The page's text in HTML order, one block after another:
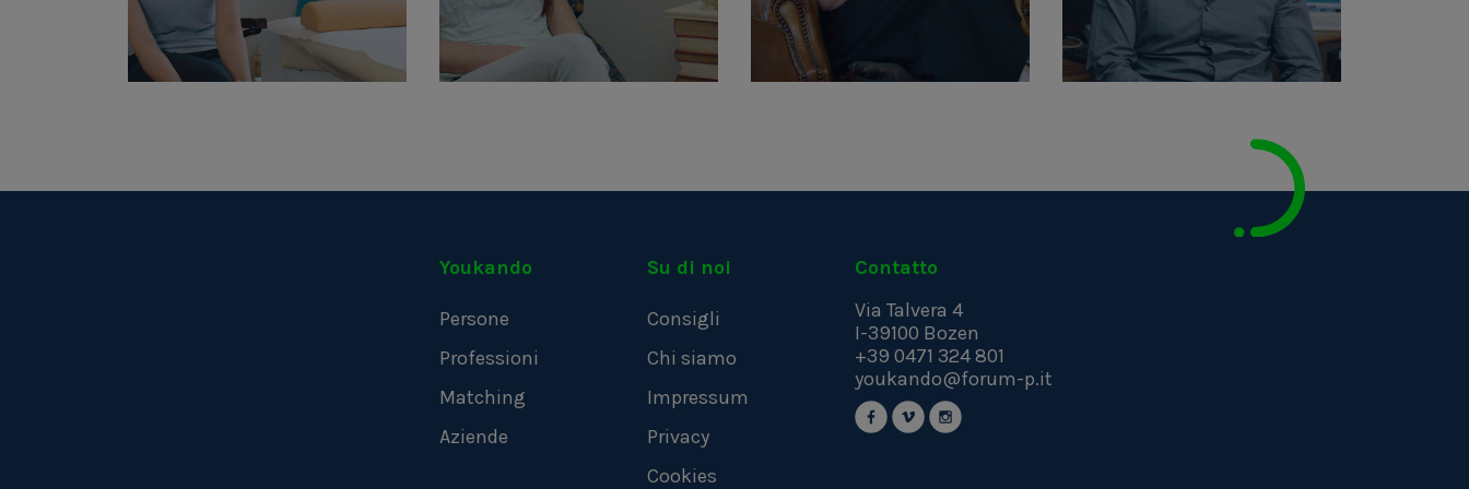
Youkando
Persone
Professioni
Matching
Aziende
Su di noi
Consigli
Chi siamo
Impressum
Privacy
Cookies
Contatto
Via Talvera 4
I-39100 Bozen
+39 0471 324 801
youkando@forum-p.it